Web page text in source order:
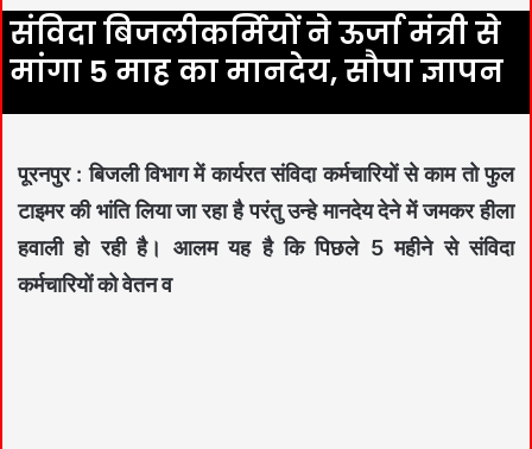
संविदा बिजलीकर्मियों ने ऊर्जा मंत्री से
मांगा 5 माह का मानदेय, सौपा ज्ञापन
पूरनपुर : बिजली विभाग में कार्यरत संविदा कर्मचारियों से काम तो फुल
टाइमर की भांति लिया जा रहा है परंतु उन्हे मानदेय देने में जमकर हीला
हवाली हो रही है। आलम यह है कि पिछले 5 महीने से संविदा
कर्मचारियों को वेतन व